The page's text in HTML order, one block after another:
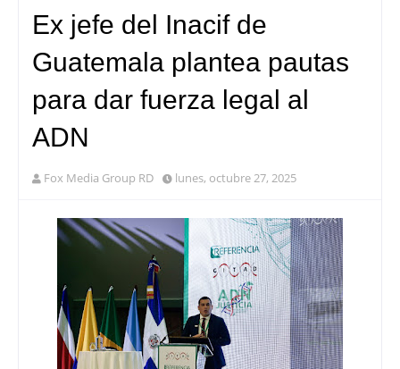
Ex jefe del Inacif de
Guatemala plantea pautas
para dar fuerza legal al
ADN
Fox Media Group RD lunes, octubre 27, 2025